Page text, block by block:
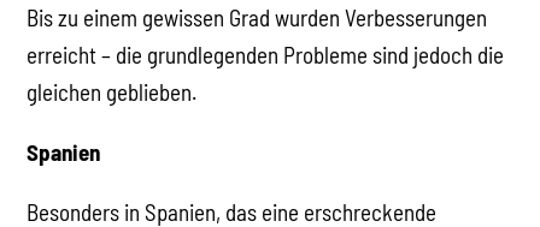
Bis zu einem gewissen Grad wurden Verbesserungen
erreicht – die grundlegenden Probleme sind jedoch die
gleichen geblieben.
Spanien
Besonders in Spanien, das eine erschreckende